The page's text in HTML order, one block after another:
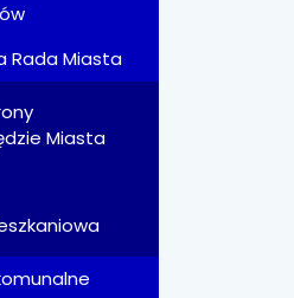
Rada Miasta
Miasta